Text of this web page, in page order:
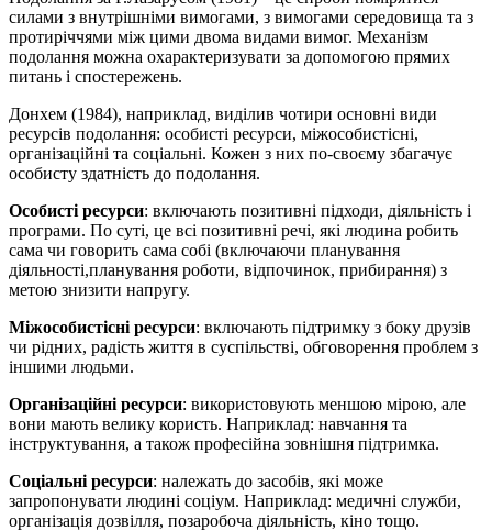
силами з внутрішніми вимогами, з вимогами середовища та з
протиріччями між цими двома видами вимог. Механізм
подолання можна охарактеризувати за допомогою прямих
питань і спостережень.
Донхем (1984), наприклад, виділив чотири основні види
ресурсів подолання: особисті ресурси, міжособистісні,
організаційні та соціальні. Кожен з них по-своєму збагачує
особисту здатність до подолання.
Особисті ресурси: включають позитивні підходи, діяльність і
програми. По суті, це всі позитивні речі, які людина робить
сама чи говорить сама собі (включаючи планування
діяльності,планування роботи, відпочинок, прибирання) з
метою знизити напругу.
Міжособистісні ресурси: включають підтримку з боку друзів
чи рідних, радість життя в суспільстві, обговорення проблем з
іншими людьми.
Організаційні ресурси: використовують меншою мірою, але
вони мають велику користь. Наприклад: навчання та
інструктування, а також професійна зовнішня підтримка.
Соціальні ресурси: належать до засобів, які може
запропонувати людині соціум. Наприклад: медичні служби,
організація дозвілля, позаробоча діяльність, кіно тощо.